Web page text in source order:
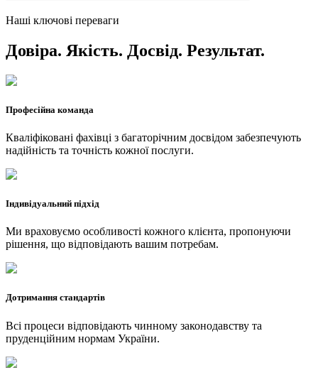
Наші ключові переваги
Довіра. Якість. Досвід. Результат.
Професійна команда
Кваліфіковані фахівці з багаторічним досвідом забезпечують
надійність та точність кожної послуги.
Індивідуальний підхід
Ми враховуємо особливості кожного клієнта, пропонуючи
рішення, що відповідають вашим потребам.
Дотримання стандартів
Всі процеси відповідають чинному законодавству та
пруденційним нормам України.